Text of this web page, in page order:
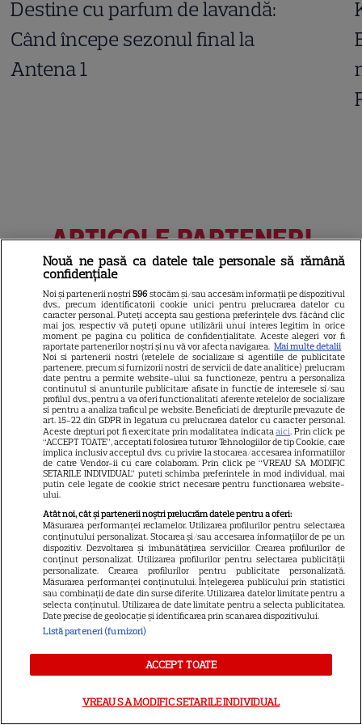
Destine cu parfum de lavandă:
Când începe sezonul final la
Antena 1
ARTICOLE PARTENERI
Horoscop Urania | Previziuni
astrologice pentru perioada 18
– 24 iulie 2026. Soarele intră în
zodia Leului
Rezultatele loto din 19 iulie
2026. Numerele câştigătoare
extrase duminică
Mesaje de Sfântul Ilie 2026.
2026
Nouă ne pasă ca datele tale personale să rămână
confidențiale
Noi și partenerii noștri596 stocăm și/sau accesăm informații pe dispozitivul
dvs., precum identificatorii cookie unici pentru prelucrarea datelor cu
caracter personal. Puteți accepta sau gestiona preferințele dvs. făcând clic
mai jos, respectiv vă puteți opune utilizării unui interes legitim în orice
moment pe pagina cu politica de confidențialitate. Aceste alegeri vor fi
raportate partenerilor noștri și nu vă vor afecta navigarea. Mai multe detalii
Noi si partenerii nostri (retelele de socializare si agentiile de publicitate
partenere, precum si furnizorii nostri de servicii de date analitice) prelucram
date pentru a permite website-ului sa functioneze, pentru a personaliza
continutul si anunturile publicitare afisate in functie de interesele si/sau
profilul dvs., pentru a va oferi functionalitati aferente retelelor de socializare
si pentru a analiza traficul pe website. Beneficiati de drepturile prevazute de
art. 15-22 din GDPR in legatura cu prelucrarea datelor cu caracter personal.
Aceste drepturi pot fi exercitate prin modalitatea indicataaici. Prin click pe
“ACCEPT TOATE”, acceptati folosirea tuturor Tehnologiilor de tip Cookie, care
implica inclusiv acceptul dvs. cu privire la stocarea/accesarea informatiilor
de catre Vendor-ii cu care colaboram. Prin click pe “VREAU SA MODIFIC
SETARILE INDIVIDUAL” puteti schimba preferintele in mod individual, mai
putin cele legate de cookie strict necesare pentru functionarea website-
ului.
Atât noi, cât și partenerii noștri prelucrăm datele pentru a oferi:
Măsurarea performanței reclamelor. Utilizarea profilurilor pentru selectarea
conținutului personalizat. Stocarea și/sau accesarea informațiilor de pe un
dispozitiv. Dezvoltarea și îmbunătățirea serviciilor. Crearea profilurilor de
conținut personalizat. Utilizarea profilurilor pentru selectarea publicității
personalizate. Crearea profilurilor pentru publicitate personalizată.
Măsurarea performanței conținutului. Înțelegerea publicului prin statistici
sau combinații de date din surse diferite. Utilizarea datelor limitate pentru a
selecta conținutul. Utilizarea de date limitate pentru a selecta publicitatea.
Date precise de geolocație și identificarea prin scanarea dispozitivului.
Listă parteneri (furnizori)
ACCEPT TOATE
VREAU SA MODIFIC SETARILE INDIVIDUAL